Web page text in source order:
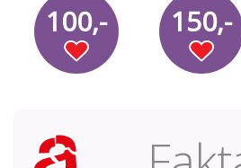
100,- 150,-